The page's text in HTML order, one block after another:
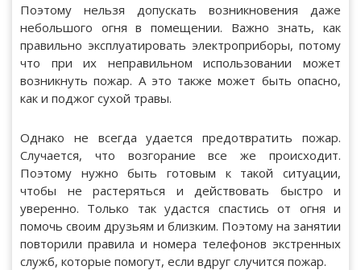
Поэтому нельзя допускать возникновения даже
небольшого огня в помещении. Важно знать, как
правильно эксплуатировать электроприборы, потому
что при их неправильном использовании может
возникнуть пожар. А это также может быть опасно,
как и поджог сухой травы.
Однако не всегда удается предотвратить пожар.
Случается, что возгорание все же происходит.
Поэтому нужно быть готовым к такой ситуации,
чтобы не растеряться и действовать быстро и
уверенно. Только так удастся спастись от огня и
помочь своим друзьям и близким. Поэтому на занятии
повторили правила и номера телефонов экстренных
служб, которые помогут, если вдруг случится пожар.